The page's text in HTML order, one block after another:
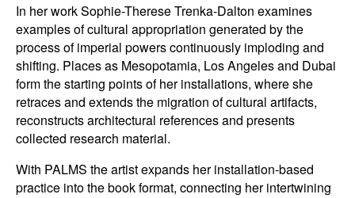
In her work Sophie-Therese Trenka-Dalton examines
examples of cultural appropriation generated by the
process of imperial powers continuously imploding and
shifting. Places as Mesopotamia, Los Angeles and Dubai
form the starting points of her installations, where she
retraces and extends the migration of cultural artifacts,
reconstructs architectural references and presents
collected research material.
With PALMS the artist expands her installation-based
practice into the book format, connecting her intertwining